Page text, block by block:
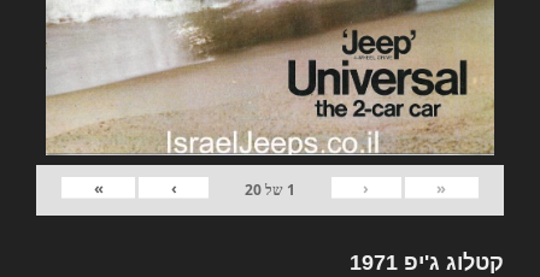
«
‹
1 של20
›
»
קטלוג ג'יפ 1971